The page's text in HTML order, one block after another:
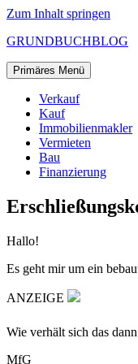
Zum Inhalt springen
GRUNDBUCHBLOG
Primäres Menü
Verkauf
Kauf
Immobilienmakler
Vermieten
Bau
Finanzierung
Hallo!
Es geht mir um ein
ANZEIGE
Wie verhält sich das
MfG